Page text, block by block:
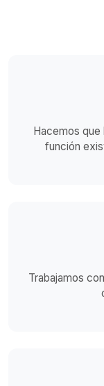
Hacemos que
función
Trabajamos